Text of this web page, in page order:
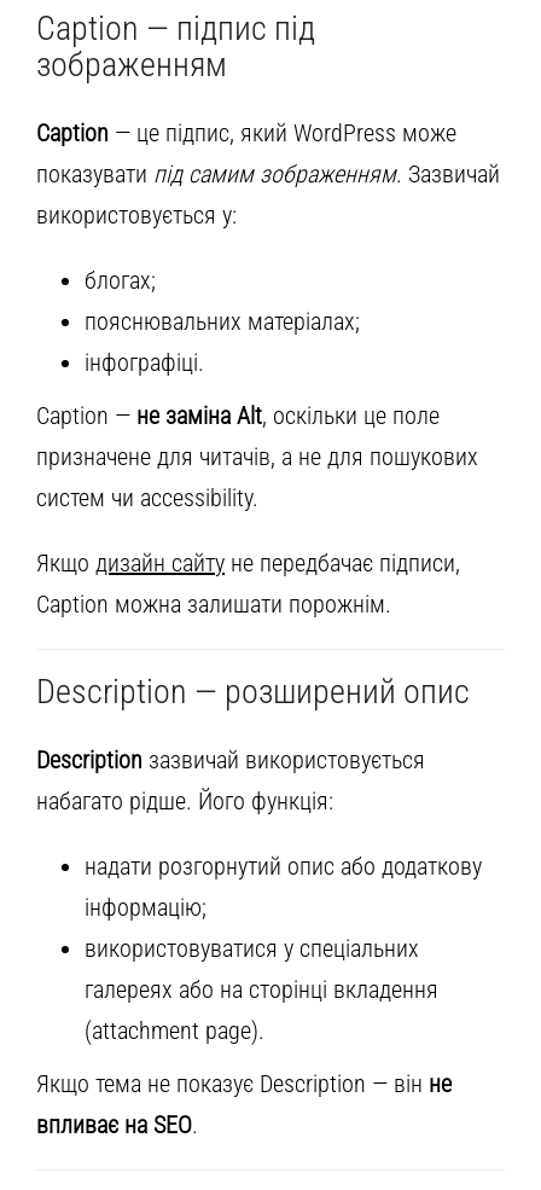
Caption — підпис під
зображенням
Caption — це підпис, який WordPress може
показувати під самим зображенням. Зазвичай
використовується у:
блогах;
пояснювальних матеріалах;
інфографіці.
Caption — не заміна Alt, оскільки це поле
призначене для читачів, а не для пошукових
систем чи accessibility.
Якщо дизайн сайту не передбачає підписи,
Caption можна залишати порожнім.
Description — розширений опис
Description зазвичай використовується
набагато рідше. Його функція:
надати розгорнутий опис або додаткову
інформацію;
використовуватися у спеціальних
галереях або на сторінці вкладення
(attachment page).
Якщо тема не показує Description — він не
впливає на SEO.